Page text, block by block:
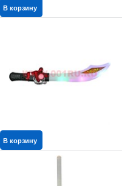
В корзину
В корзину